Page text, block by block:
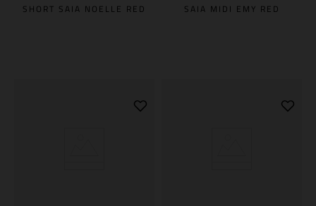
SHORT SAIA NOELLE RED SAIA MIDI EMY RED